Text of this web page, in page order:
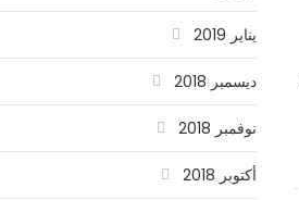
يناير 2019
ديسمبر 2018
نوفمبر 2018
أكتوبر 2018